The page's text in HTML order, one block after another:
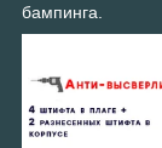
бампинга.